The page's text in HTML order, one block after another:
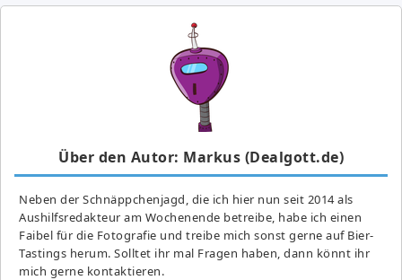
Über den Autor: Markus (Dealgott.de)
Neben der Schnäppchenjagd, die ich hier nun seit 2014 als
Aushilfsredakteur am Wochenende betreibe, habe ich einen
Faibel für die Fotografie und treibe mich sonst gerne auf Bier-
Tastings herum. Solltet ihr mal Fragen haben, dann könnt ihr
mich gerne kontaktieren.